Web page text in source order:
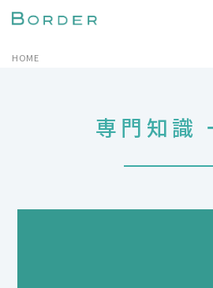
HOME
専門知識